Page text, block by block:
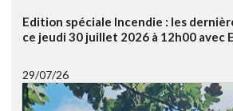
Edition spéciale Incendie : les
ce jeudi 30 juillet 2026 à 12h00 avec
29/07/26